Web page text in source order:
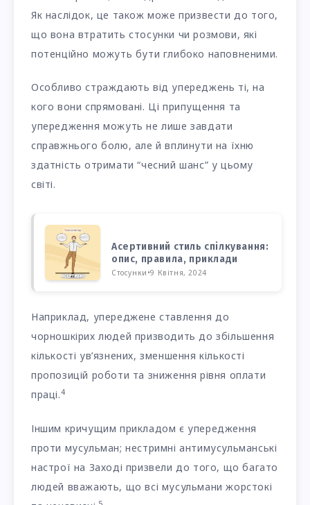
Як наслідок, це також може призвести до того,
що вона втратить стосунки чи розмови, які
потенційно можуть бути глибоко наповненими.
Особливо страждають від упереджень ті, на
кого вони спрямовані. Ці припущення та
упередження можуть не лише завдати
справжнього болю, але й вплинути на їхню
здатність отримати “чесний шанс” у цьому
світі.
Асертивний стиль спілкування:
опис, правила, приклади
Стосунки •9 Квітня, 2024
Наприклад, упереджене ставлення до
чорношкірих людей призводить до збільшення
кількості ув’язнених, зменшення кількості
пропозицій роботи та зниження рівня оплати
праці.4
Іншим кричущим прикладом є упередження
проти мусульман; нестримні антимусульманські
настрої на Заході призвели до того, що багато
людей вважають, що всі мусульмани жорстокі